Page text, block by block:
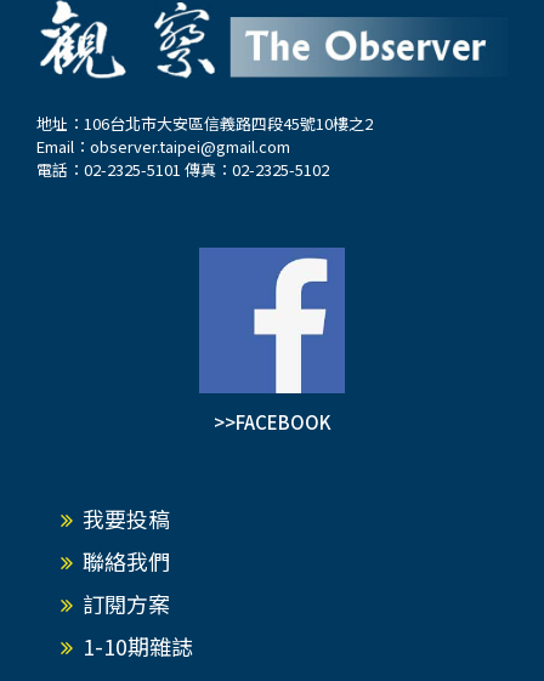
地址：106台北市大安區信義路四段45號10樓之2
Email： observer.taipei@gmail.com
電話：02-2325-5101 傳真：02-2325-5102
>>FACEBOOK
我要投稿
聯絡我們
訂閱方案
1-10期雜誌